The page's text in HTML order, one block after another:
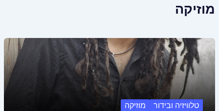
מוזיקה
טלוויזיה ובידור
מוזיקה